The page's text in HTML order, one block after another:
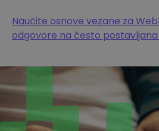
Naučite osnove vezane za
odgovore na često